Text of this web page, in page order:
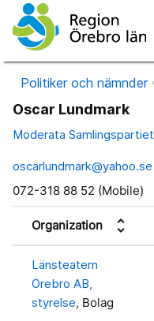
Politiker och nämnder
Oscar Lundmark
Moderata Samlingspartiet
oscarlundmark@yahoo.se
072-318 88 52 (Mobile)
Organization unfold_more
Länsteatern
Örebro AB,
styrelse, Bolag